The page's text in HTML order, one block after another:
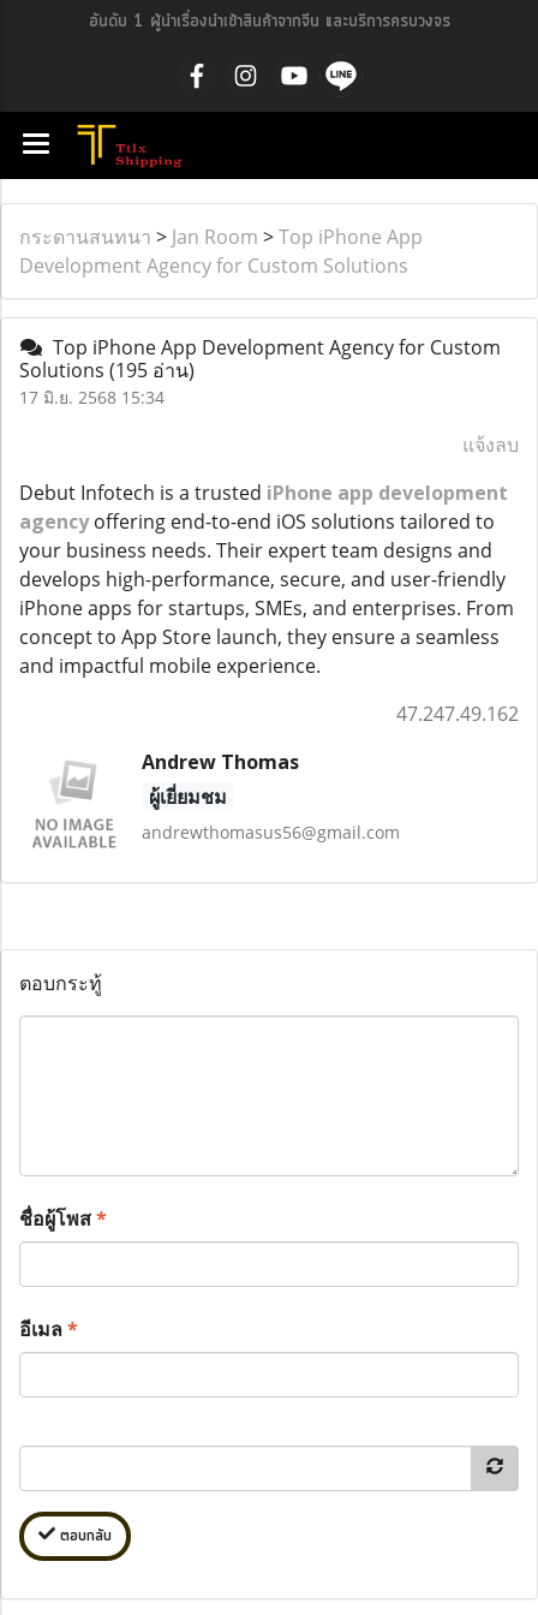
อันดับ 1 ผู้นำเรื่องนำเข้าสินค้าจากจีน และบริการครบวงจร
กระดานสนทนา > Jan Room >Top iPhone App
Development Agency for Custom Solutions
Top iPhone App Development Agency for Custom
Solutions (195 อ่าน)
17 มิ.ย. 2568 15:34
แจ้งลบ
Debut Infotech is a trusted iPhone app development
agencyoffering end-to-end iOS solutions tailored to
your business needs. Their expert team designs and
develops high-performance, secure, and user-friendly
iPhone apps for startups, SMEs, and enterprises. From
concept to App Store launch, they ensure a seamless
and impactful mobile experience.
47.247.49.162
Andrew Thomas
ผู้เยี่ยมชม
andrewthomasus56@gmail.com
ตอบกระทู้
ชื่อผู้โพส*
อีเมล*
ตอบกลับ